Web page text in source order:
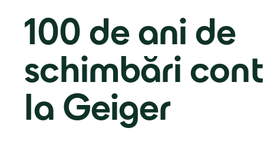
100 de ani de
schimbări
la Geiger